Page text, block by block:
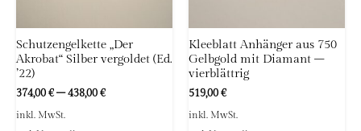
Schutzengelkette „Der
Akrobat“ Silber vergoldet (Ed.
’22)
374,00€–438,00€
inkl. MwSt.
Kleeblatt Anhänger aus 750
Gelbgold mit Diamant –
vierblättrig
519,00€
inkl. MwSt.